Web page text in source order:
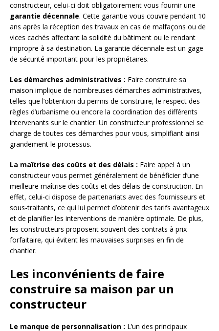
constructeur, celui-ci doit obligatoirement vous fournir une
garantie décennale. Cette garantie vous couvre pendant 10
ans après la réception des travaux en cas de malfaçons ou de
vices cachés affectant la solidité du bâtiment ou le rendant
impropre à sa destination. La garantie décennale est un gage
de sécurité important pour les propriétaires.
Les démarches administratives : Faire construire sa
maison implique de nombreuses démarches administratives,
telles que l’obtention du permis de construire, le respect des
règles d’urbanisme ou encore la coordination des différents
intervenants sur le chantier. Un constructeur professionnel se
charge de toutes ces démarches pour vous, simplifiant ainsi
grandement le processus.
La maîtrise des coûts et des délais : Faire appel à un
constructeur vous permet généralement de bénéficier d’une
meilleure maîtrise des coûts et des délais de construction. En
effet, celui-ci dispose de partenariats avec des fournisseurs et
sous-traitants, ce qui lui permet d’obtenir des tarifs avantageux
et de planifier les interventions de manière optimale. De plus,
les constructeurs proposent souvent des contrats à prix
forfaitaire, qui évitent les mauvaises surprises en fin de
chantier.
Les inconvénients de faire
construire sa maison par un
constructeur
Le manque de personnalisation : L’un des principaux